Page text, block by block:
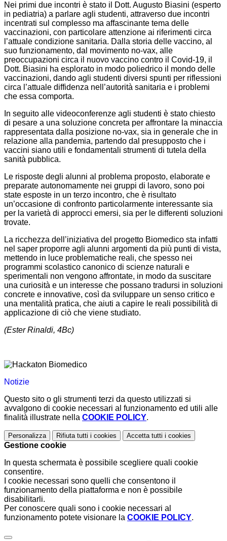
Nei primi due incontri è stato il Dott. Augusto Biasini (esperto
in pediatria) a parlare agli studenti, attraverso due incontri
incentrati sul complesso ma affascinante tema delle
vaccinazioni, con particolare attenzione ai riferimenti circa
l’attuale condizione sanitaria. Dalla storia delle vaccino, al
suo funzionamento, dal movimento no-vax, alle
preoccupazioni circa il nuovo vaccino contro il Covid-19, il
Dott. Biasini ha esplorato in modo poliedrico il mondo delle
vaccinazioni, dando agli studenti diversi spunti per riflessioni
circa l’attuale diffidenza nell’autorità sanitaria e i problemi
che essa comporta.
In seguito alle videoconferenze agli studenti è stato chiesto
di pesare a una soluzione concreta per affrontare la minaccia
rappresentata dalla posizione no-vax, sia in generale che in
relazione alla pandemia, partendo dal presupposto che i
vaccini siano utili e fondamentali strumenti di tutela della
sanità pubblica.
Le risposte degli alunni al problema proposto, elaborate e
preparate autonomamente nei gruppi di lavoro, sono poi
state esposte in un terzo incontro, che è risultato
un’occasione di confronto particolarmente interessante sia
per la varietà di approcci emersi, sia per le differenti soluzioni
trovate.
La ricchezza dell’iniziativa del progetto Biomedico sta infatti
nel saper proporre agli alunni argomenti da più punti di vista,
mettendo in luce problematiche reali, che spesso nei
programmi scolastico canonico di scienze naturali e
sperimentali non vengono affrontate, in modo da suscitare
una curiosità e un interesse che possano tradursi in soluzioni
concrete e innovative, così da sviluppare un senso critico e
una mentalità pratica, che aiuti a capire le reali possibilità di
applicazione di ciò che viene studiato.
(Ester Rinaldi, 4Bc)
Notizie
Questo sito o gli strumenti terzi da questo utilizzati si
avvalgono di cookie necessari al funzionamento ed utili alle
finalità illustrate nella COOKIE POLICY.
Personalizza Rifiuta tutti i cookies Accetta tutti i cookies
Gestione cookie
In questa schermata è possibile scegliere quali cookie
consentire.
I cookie necessari sono quelli che consentono il
funzionamento della piattaforma e non è possibile
disabilitarli.
Per conoscere quali sono i cookie necessari al
funzionamento potete visionare la COOKIE POLICY.